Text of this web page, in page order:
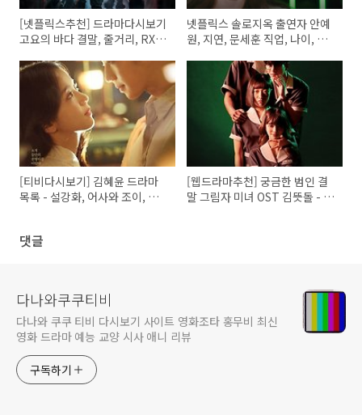
[넷플릭스추천] 드라마다시보기
고요의 바다 결말, 줄거리, RX
넷플릭스 솔로지옥 출연자 안예
원, 지연, 문세훈 직업, 나이, 인
[티비다시보기] 김혜윤 드라마
목록 - 설강화, 어사와 조이, 어
즌1, 전지적 짝사랑 시점 시즌2
[웹드라마추천] 궁금한 범인 결
말 그림자 미녀 OST 김뜻돌 - 나
댓글
다나와쿠쿠티비
다나와 쿠쿠 티비 다시보기 사이트 영화조타 홍무비 최신
영화 드라마 예능 교양 시사 애니 리뷰
구독하기